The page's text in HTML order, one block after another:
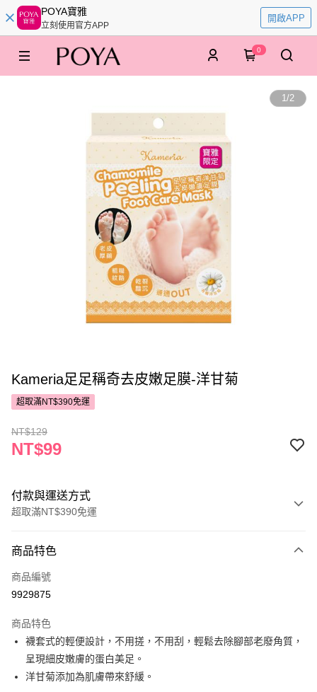
POYA寶雅
立刻使用官方APP
開啟APP
0
1/2
Kameria足足稱奇去皮嫩足膜-洋甘菊
超取滿NT$390免運
NT$129
NT$99
付款與運送方式
超取滿NT$390免運
POYA支付
信用卡一次付款
LINE Pay
Apple Pay
商品特色
商品編號
9929875
商品特色
襪套式的輕便設計，不用搓，不用刮，輕鬆去除腳部老廢角質，
呈現細皮嫩膚的蛋白美足。
洋甘菊添加為肌膚帶來舒緩。